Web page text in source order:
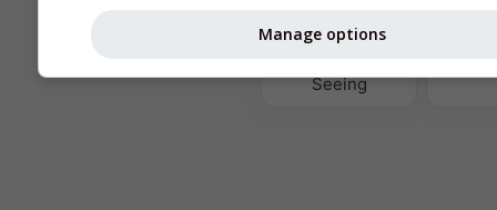
Seeing
Manage options